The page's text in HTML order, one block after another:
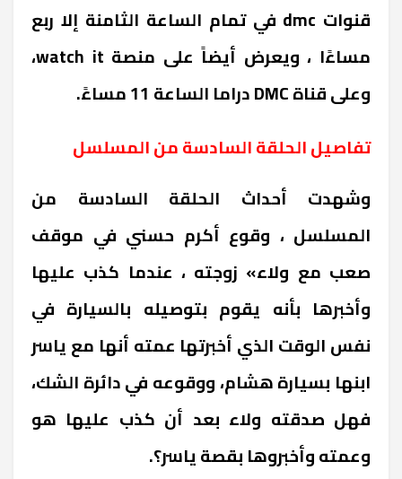
قنوات dmc في تمام الساعة الثامنة إلا ربع
مساءًا ، ويعرض أيضاً على منصة watch it،
وعلى قناة DMC دراما الساعة 11 مساءً.
تفاصيل الحلقة السادسة من المسلسل
وشهدت أحداث الحلقة السادسة من
المسلسل ، وقوع أكرم حسني في موقف
صعب مع ولاء» زوجته ، عندما كذب عليها
وأخبرها بأنه يقوم بتوصيله بالسيارة في
نفس الوقت الذي أخبرتها عمته أنها مع ياسر
ابنها بسيارة هشام، ووقوعه في دائرة الشك،
فهل صدقته ولاء بعد أن كذب عليها هو
وعمته وأخبروها بقصة ياسر؟.